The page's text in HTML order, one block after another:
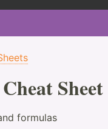
Sheet
formulas